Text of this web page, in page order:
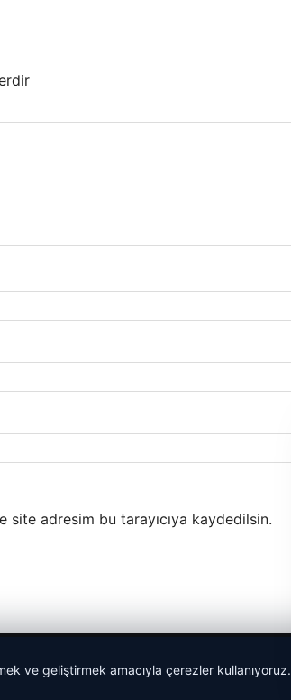
site adresim bu tarayıcıya kaydedilsin.
ve geliştirmek amacıyla çerezler kullanıyoruz.